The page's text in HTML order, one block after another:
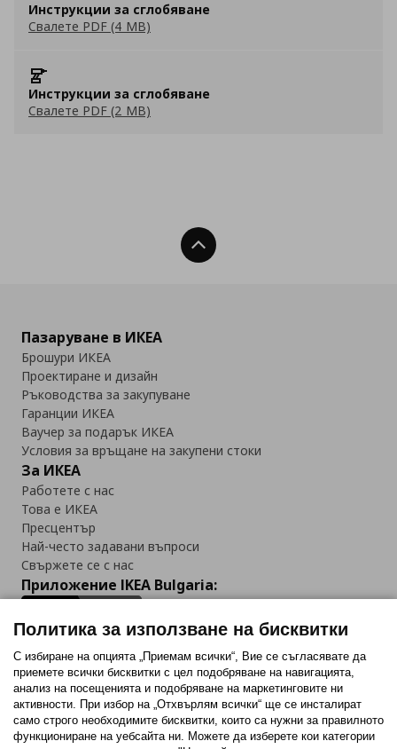
Инструкции за сглобяване
Свалете PDF (4 MB)
Инструкции за сглобяване
Свалете PDF (2 MB)
Нагоре
Пазаруване в ИКЕА
Брошури ИКЕА
Проектиране и дизайн
Ръководства за закупуване
Гаранции ИКЕА
Ваучер за подарък ИКЕА
Условия за връщане на закупени стоки
За ИКЕА
Работете с нас
Това е ИКЕА
Пресцентър
Най-често задавани въпроси
Свържете се с нас
Приложение IKEA Bulgaria:
Последвайте ни:
FacebookTwitterYoutubePinterestInstagram
Политика за използване на бисквитки
С избиране на опцията „Приемам всички“, Вие се съгласявате да
приемете всички бисквитки с цел подобряване на навигацията,
анализ на посещенията и подобряване на маркетинговите ни
активности. При избор на „Отхвърлям всички“ ще се инсталират
само строго необходимитe бисквитки, които са нужни за правилното
функциониране на уебсайта ни. Можете да изберете кои категории